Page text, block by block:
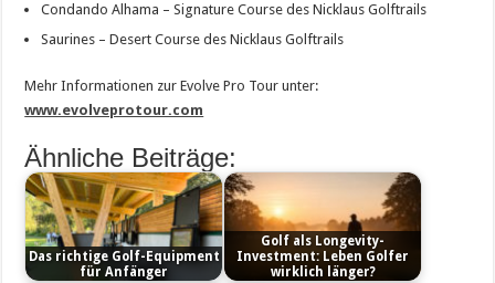
Condando Alhama – Signature Course des Nicklaus Golftrails
Saurines – Desert Course des Nicklaus Golftrails
Mehr Informationen zur Evolve Pro Tour unter:
www.evolveprotour.com
Ähnliche Beiträge:
Das richtige Golf-Equipment
für Anfänger
Golf als Longevity-
Investment: Leben Golfer
wirklich länger?